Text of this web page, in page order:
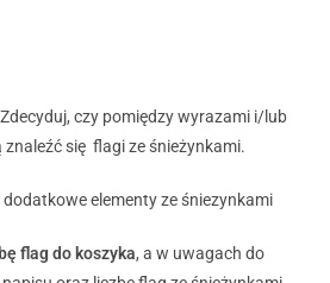
czy pomiędzy wyrazami i/lub
się flagi ze śnieżynkami.
elementy ze śniezynkami
flag do koszyka, a w uwagach do